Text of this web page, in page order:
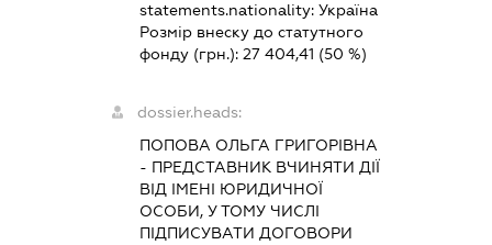
statements.nationality:Україна
Розмір внеску до статутного
фонду (грн.):27 404,41 (50 %)
dossier.heads:
ПОПОВА ОЛЬГА ГРИГОРІВНА
- ПРЕДСТАВНИК ВЧИНЯТИ ДІЇ
ВІД ІМЕНІ ЮРИДИЧНОЇ
ОСОБИ, У ТОМУ ЧИСЛІ
ПІДПИСУВАТИ ДОГОВОРИ